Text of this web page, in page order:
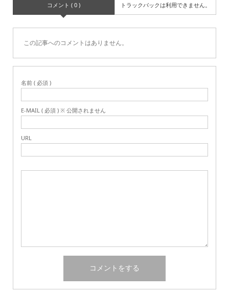
コメント ( 0 ) トラックバックは利用できません。
この記事へのコメントはありません。
名前 ( 必須 )
E-MAIL ( 必須 ) ※ 公開されません
URL